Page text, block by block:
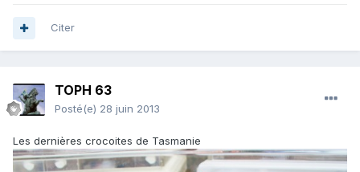
Citer
TOPH 63
Posté(e) 28 juin 2013
Les dernières crocoites de Tasmanie